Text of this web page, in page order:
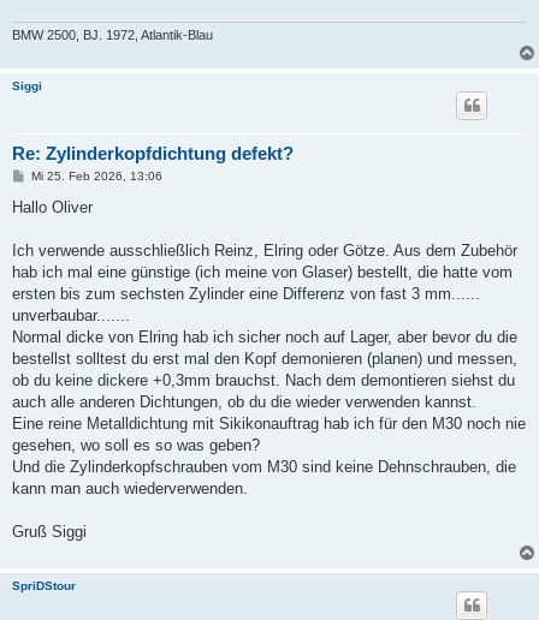
BMW 2500, BJ. 1972, Atlantik-Blau
Siggi
Re: Zylinderkopfdichtung defekt?
B
i
a
Mi 25. Feb 2026, 13:06
Hallo Oliver
Ich verwende ausschließlich Reinz, Elring oder Götze. Aus dem Zubehör
hab ich mal eine günstige (ich meine von Glaser) bestellt, die hatte vom
ersten bis zum sechsten Zylinder eine Differenz von fast 3 mm......
unverbaubar.......
Normal dicke von Elring hab ich sicher noch auf Lager, aber bevor du die
bestellst solltest du erst mal den Kopf demonieren (planen) und messen,
ob du keine dickere +0,3mm brauchst. Nach dem demontieren siehst du
auch alle anderen Dichtungen, ob du die wieder verwenden kannst.
Eine reine Metalldichtung mit Sikikonauftrag hab ich für den M30 noch nie
gesehen, wo soll es so was geben?
Und die Zylinderkopfschrauben vom M30 sind keine Dehnschrauben, die
kann man auch wiederverwenden.
Gruß Siggi
SpriDStour